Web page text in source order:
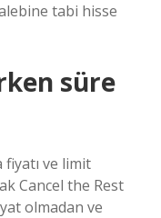
tabi hisse
süre
ve limit
Cancel the Rest
olmadan ve